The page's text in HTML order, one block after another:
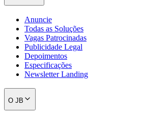
Santos
Anuncie
Todas as Soluções
Vagas Patrocinadas
Publicidade Legal
Depoimentos
Especificações
Newsletter Landing
O JB